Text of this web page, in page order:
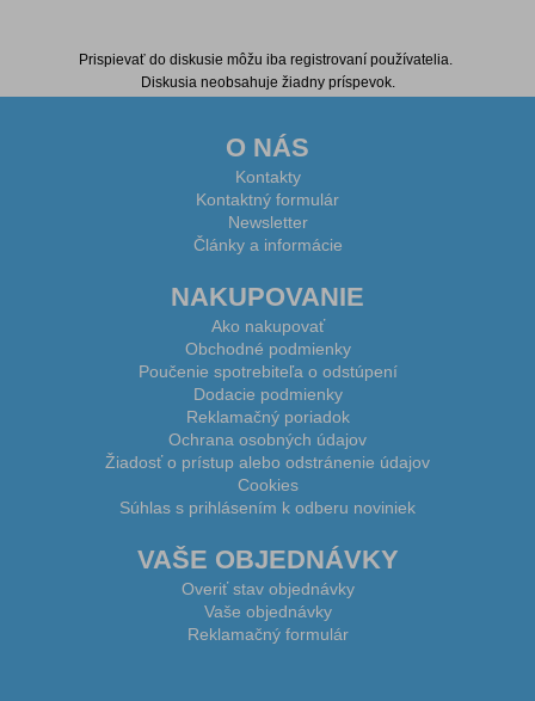
Prispievať do diskusie môžu iba registrovaní používatelia.
Diskusia neobsahuje žiadny príspevok.
O NÁS
Kontakty
Kontaktný formulár
Newsletter
Články a informácie
NAKUPOVANIE
Ako nakupovať
Obchodné podmienky
Poučenie spotrebiteľa o odstúpení
Dodacie podmienky
Reklamačný poriadok
Ochrana osobných údajov
Žiadosť o prístup alebo odstránenie údajov
Cookies
Súhlas s prihlásením k odberu noviniek
VAŠE OBJEDNÁVKY
Overiť stav objednávky
Vaše objednávky
Reklamačný formulár